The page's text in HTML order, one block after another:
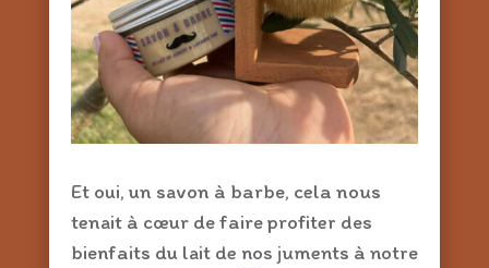
Et oui, un savon à barbe, cela nous
tenait à cœur de faire profiter des
bienfaits du lait de nos juments à notre